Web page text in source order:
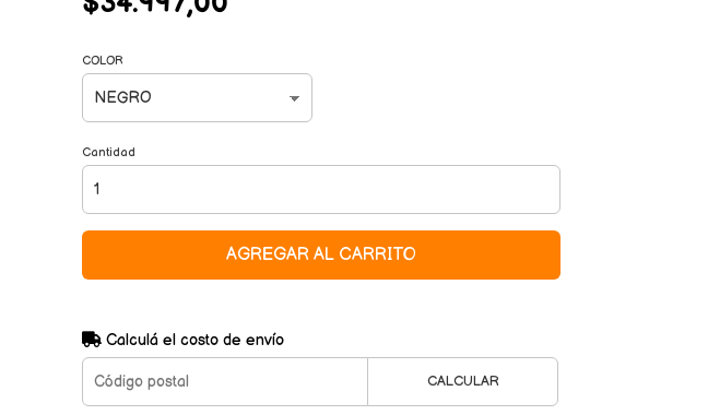
COLOR
Cantidad
AGREGAR AL CARRITO
Calculá el costo de envío
CALCULAR